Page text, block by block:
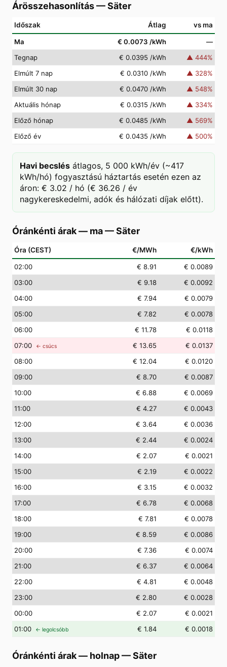
Árösszehasonlítás—Säter
Időszak Átlag vs ma
Ma € 0.0073 /kWh
—
Tegnap
€ 0.0395 /kWh ▲ 444%
Elmúlt 7 nap
€ 0.0310 /kWh ▲ 328%
Elmúlt 30 nap
€ 0.0470 /kWh ▲ 548%
Aktuális hónap
€ 0.0315 /kWh ▲ 334%
Előző hónap
€ 0.0485 /kWh ▲ 569%
Előző év
€ 0.0435 /kWh ▲ 500%
Havi becslés átlagos, 5 000 kWh/év (~417
kWh/hó) fogyasztású háztartás esetén ezen az
áron: € 3.02 / hó (€ 36.26 / év
nagykereskedelmi, adók és hálózati díjak előtt).
Óránkénti árak — ma—Säter
Óra (CEST) €/MWh €/kWh
02:00 € 8.91
€ 0.0089
03:00 € 9.18
€ 0.0092
04:00 € 7.94
€ 0.0079
05:00 € 7.82
€ 0.0078
06:00 € 11.78
€ 0.0118
07:00 ← csúcs € 13.65
€ 0.0137
08:00 € 12.04
€ 0.0120
09:00 € 8.70
€ 0.0087
10:00 € 6.88
€ 0.0069
11:00 € 4.27
€ 0.0043
12:00 € 3.64
€ 0.0036
13:00 € 2.44
€ 0.0024
14:00 € 2.07
€ 0.0021
15:00 € 2.19
€ 0.0022
16:00 € 3.15
€ 0.0032
17:00 € 6.78
€ 0.0068
18:00 € 7.81
€ 0.0078
19:00 € 8.59
€ 0.0086
20:00 € 7.36
€ 0.0074
21:00 € 6.37
€ 0.0064
22:00 € 4.81
€ 0.0048
23:00 € 2.80
€ 0.0028
00:00 € 2.07
€ 0.0021
01:00 ← legolcsóbb € 1.84 € 0.0018
Óránkénti árak — holnap—Säter